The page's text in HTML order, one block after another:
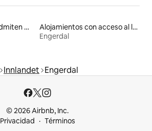
Alojamientos que admiten mascotas
Alojamientos con acceso al lago
Engerdal
Innlandet Engerdal
© 2026 Airbnb, Inc.
Privacidad
Términos